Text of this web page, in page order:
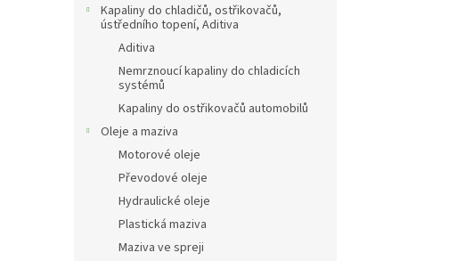
Kapaliny do chladičů, ostřikovačů,
ústředního topení, Aditiva
Aditiva
Nemrznoucí kapaliny do chladicích
systémů
Kapaliny do ostřikovačů automobilů
Oleje a maziva
Motorové oleje
Převodové oleje
Hydraulické oleje
Plastická maziva
Maziva ve spreji